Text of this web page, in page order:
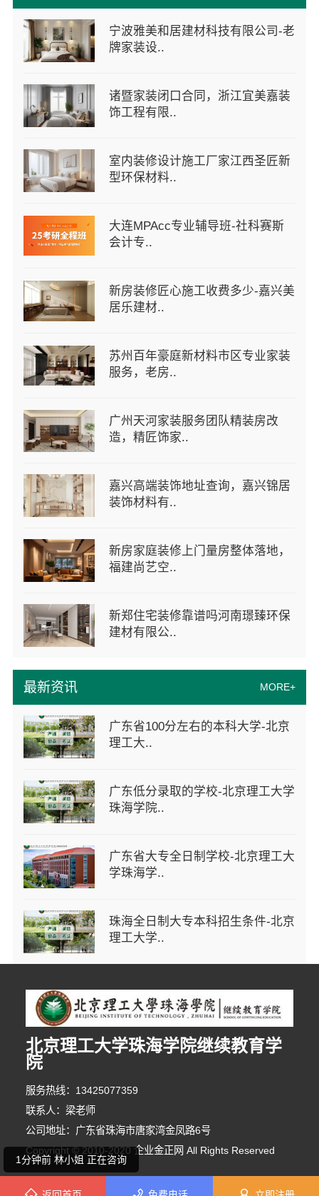
最新资讯 MORE+
广东省100分左右的本科大学-北京
理工大..
广东低分录取的学校-北京理工大学
珠海学院..
广东省大专全日制学校-北京理工大
学珠海学..
珠海全日制大专本科招生条件-北京
理工大学..
宁波雅美和居建材科技有限公司-老
牌家装设..
诸暨家装闭口合同，浙江宜美嘉装
饰工程有限..
室内装修设计施工厂家江西圣匠新
型环保材料..
大连MPAcc专业辅导班-社科赛斯
会计专..
新房装修匠心施工收费多少-嘉兴美
居乐建材..
苏州百年豪庭新材料市区专业家装
服务，老房..
广州天河家装服务团队精装房改
造，精匠饰家..
嘉兴高端装饰地址查询，嘉兴锦居
装饰材料有..
新房家庭装修上门量房整体落地，
福建尚艺空..
新郑住宅装修靠谱吗河南璟臻环保
建材有限公..
北京理工大学珠海学院继续教育学
院
服务热线：13425077359
联系人：梁老师
公司地址：广东省珠海市唐家湾金凤路6号
Copyright © 2010-2020 企业金正网 All Rights Reserved
8分钟前 韩小姐 正在咨询
6分钟前 陈先生 正在咨询
1分钟前 林小姐 正在咨询